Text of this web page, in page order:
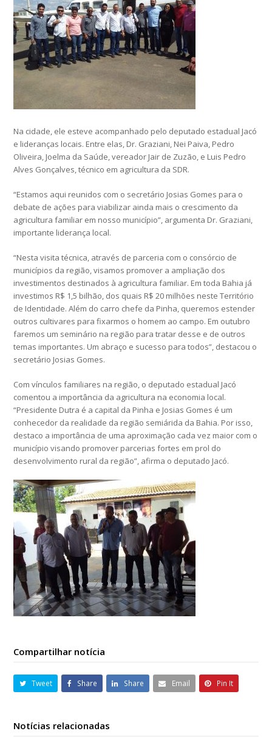
Na cidade, ele esteve acompanhado pelo deputado estadual Jacó
e lideranças locais. Entre elas, Dr. Graziani, Nei Paiva, Pedro
Oliveira, Joelma da Saúde, vereador Jair de Zuzão, e Luis Pedro
Alves Gonçalves, técnico em agricultura da SDR.
“Estamos aqui reunidos com o secretário Josias Gomes para o
debate de ações para viabilizar ainda mais o crescimento da
agricultura familiar em nosso município”, argumenta Dr. Graziani,
importante liderança local.
“Nesta visita técnica, através de parceria com o consórcio de
municípios da região, visamos promover a ampliação dos
investimentos destinados à agricultura familiar. Em toda Bahia já
investimos R$ 1,5 bilhão, dos quais R$ 20 milhões neste Território
de Identidade. Além do carro chefe da Pinha, queremos estender
outros cultivares para fixarmos o homem ao campo. Em outubro
faremos um seminário na região para tratar desse e de outros
temas importantes. Um abraço e sucesso para todos”, destacou o
secretário Josias Gomes.
Com vínculos familiares na região, o deputado estadual Jacó
comentou a importância da agricultura na economia local.
“Presidente Dutra é a capital da Pinha e Josias Gomes é um
conhecedor da realidade da região semiárida da Bahia. Por isso,
destaco a importância de uma aproximação cada vez maior com o
município visando promover parcerias fortes em prol do
desenvolvimento rural da região”, afirma o deputado Jacó.
Compartilhar notícia
Tweet Share Share Email Pin It
Notícias relacionadas